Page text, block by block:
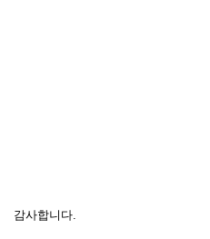
감사합니다.